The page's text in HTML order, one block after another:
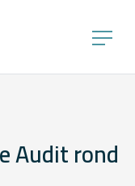
Audit rond